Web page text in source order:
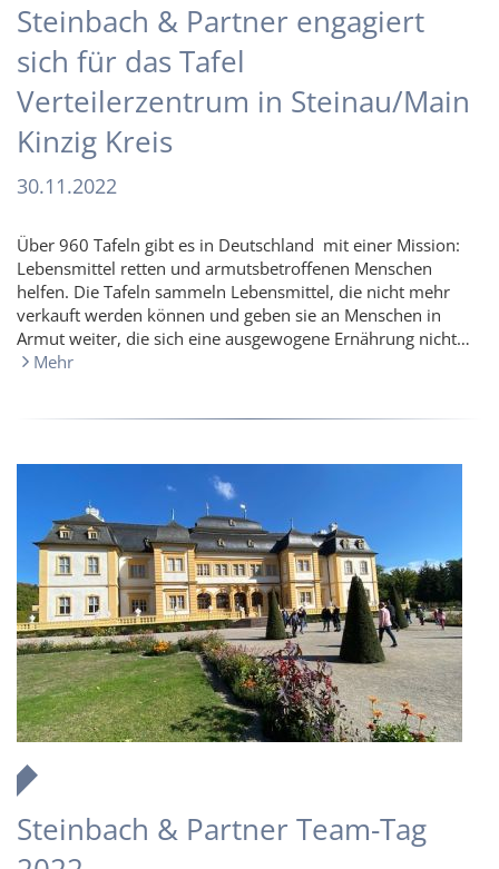
Steinbach & Partner engagiert
sich für das Tafel
Verteilerzentrum in Steinau/Main
Kinzig Kreis
30.11.2022
Über 960 Tafeln gibt es in Deutschland mit einer Mission:
Lebensmittel retten und armutsbetroffenen Menschen
helfen. Die Tafeln sammeln Lebensmittel, die nicht mehr
verkauft werden können und geben sie an Menschen in
Armut weiter, die sich eine ausgewogene Ernährung nicht…
Mehr
Steinbach & Partner Team-Tag